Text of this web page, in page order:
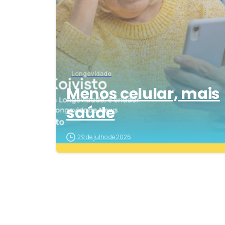
Longevidade
Menos celular, mais
saúde
29 de julho de 2026